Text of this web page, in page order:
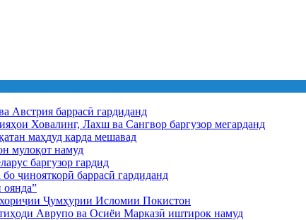
Австрия баррасӣ гардиданд
Ховалинг, Лахш ва Сангвор баргузор мегарданд
маҳдуд карда мешавад
мулоқот намуд
баргузор гардид
ҷинояткорӣ баррасӣ гардиданд
Ҷумҳурии Исломии Покистон
Аврупо ва Осиёи Марказӣ иштирок намуд